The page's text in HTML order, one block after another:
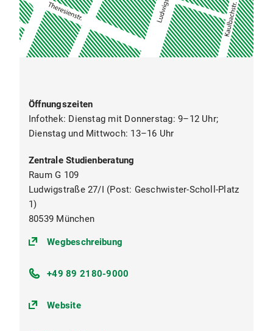
Öffnungszeiten
Infothek: Dienstag mit Donnerstag: 9–12 Uhr;
Dienstag und Mittwoch: 13–16 Uhr
Zentrale Studienberatung
Raum G 109
Ludwigstraße 27/I (Post: Geschwister-Scholl-Platz
1)
80539 München
Wegbeschreibung
+49 89 2180-9000
Website